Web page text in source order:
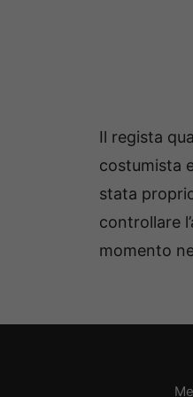
Il regista
costumista
stata
controllare
momento